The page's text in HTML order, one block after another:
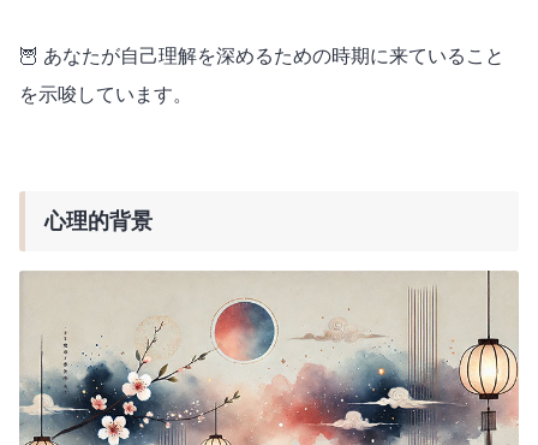
🦉 あなたが自己理解を深めるための時期に来ていること
を示唆しています。
心理的背景